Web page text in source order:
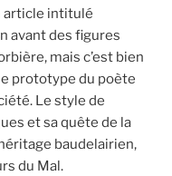
article intitulé
avant des figures
mais c’est bien
prototype du poète
Le style de
et sa quête de la
baudelairien,
du Mal.